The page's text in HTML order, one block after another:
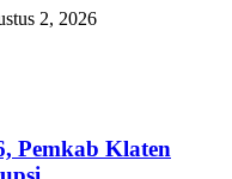
2, 2026
Pemkab Klaten